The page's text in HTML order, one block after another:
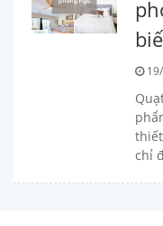
19/
chỉ